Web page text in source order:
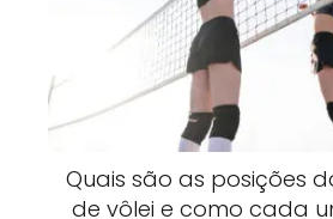
Quais são as posições
de vôlei e como cada